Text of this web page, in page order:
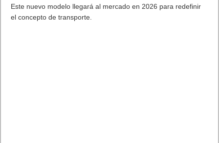
Este nuevo modelo llegará al mercado en 2026 para redefinir
el concepto de transporte.